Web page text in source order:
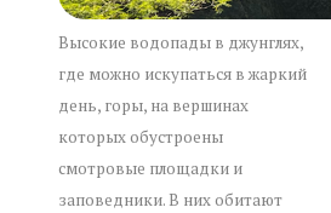
Высокие водопады в джунглях,
где можно искупаться в жаркий
день, горы, на вершинах
которых обустроены
смотровые площадки и
заповедники. В них обитают